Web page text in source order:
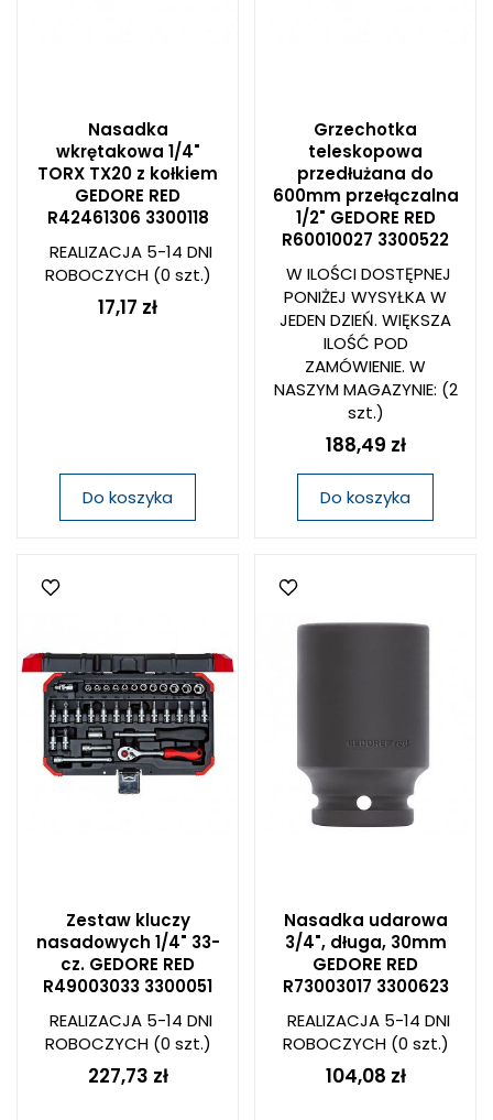
Nasadka
wkrętakowa 1/4"
TORX TX20 z kołkiem
GEDORE RED
R42461306 3300118
REALIZACJA 5-14 DNI
ROBOCZYCH(0 szt.)
17,17 zł
Do koszyka
Grzechotka
teleskopowa
przedłużana do
600mm przełączalna
1/2" GEDORE RED
R60010027 3300522
W ILOŚCI DOSTĘPNEJ
PONIŻEJ WYSYŁKA W
JEDEN DZIEŃ. WIĘKSZA
ILOŚĆ POD
ZAMÓWIENIE. W
NASZYM MAGAZYNIE: (2
szt.)
188,49 zł
Do koszyka
Zestaw kluczy
nasadowych 1/4" 33-
cz. GEDORE RED
R49003033 3300051
REALIZACJA 5-14 DNI
ROBOCZYCH(0 szt.)
227,73 zł
Nasadka udarowa
3/4", długa, 30mm
GEDORE RED
R73003017 3300623
REALIZACJA 5-14 DNI
ROBOCZYCH(0 szt.)
104,08 zł